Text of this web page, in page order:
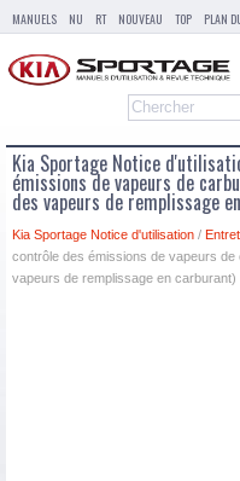
MANUELS NU RT NOUVEAU TOP PLAN
Kia Sportage Notice
émissions de vapeurs de
des vapeurs de remplissage
Kia Sportage Notice d'utilisation /
contrôle des émissions de vapeurs
vapeurs de remplissage en carburant)